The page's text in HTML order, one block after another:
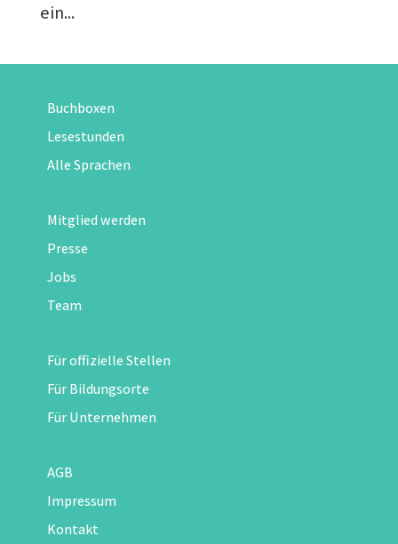
ein...
Buchboxen
Lesestunden
Alle Sprachen
Mitglied werden
Presse
Jobs
Team
Für offizielle Stellen
Für Bildungsorte
Für Unternehmen
AGB
Impressum
Kontakt